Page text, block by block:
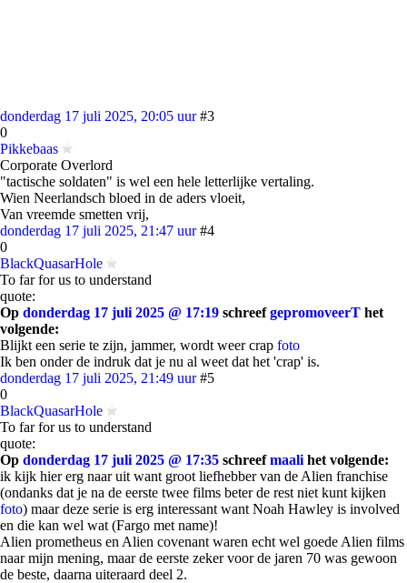
donderdag 17 juli 2025, 20:05 uur #3
0
Pikkebaas
Corporate Overlord
"tactische soldaten" is wel een hele letterlijke vertaling.
Wien Neerlandsch bloed in de aders vloeit,
Van vreemde smetten vrij,
donderdag 17 juli 2025, 21:47 uur #4
0
BlackQuasarHole
To far for us to understand
quote:
Op donderdag 17 juli 2025 @ 17:19 schreefgepromoveerT het
volgende:
Blijkt een serie te zijn, jammer, wordt weer crap foto
Ik ben onder de indruk dat je nu al weet dat het 'crap' is.
donderdag 17 juli 2025, 21:49 uur #5
0
BlackQuasarHole
To far for us to understand
quote:
Op donderdag 17 juli 2025 @ 17:35 schreefmaali het volgende:
ik kijk hier erg naar uit want groot liefhebber van de Alien franchise
(ondanks dat je na de eerste twee films beter de rest niet kunt kijken
foto) maar deze serie is erg interessant want Noah Hawley is involved
en die kan wel wat (Fargo met name)!
Alien prometheus en Alien covenant waren echt wel goede Alien films
naar mijn mening, maar de eerste zeker voor de jaren 70 was gewoon
de beste, daarna uiteraard deel 2.